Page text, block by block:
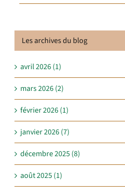
Les archives du blog
avril 2026 (1)
mars 2026 (2)
février 2026 (1)
janvier 2026 (7)
décembre 2025 (8)
août 2025 (1)